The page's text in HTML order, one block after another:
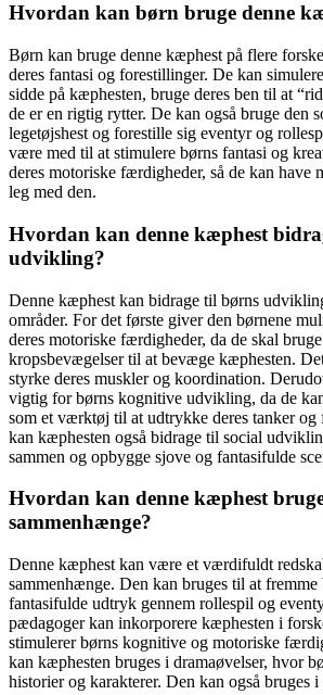
Hvordan kan børn bruge denne
Børn kan bruge denne kæphest på flere
deres fantasi og forestillinger. De kan
sidde på kæphesten, bruge deres ben til at
de er en rigtig rytter. De kan også bruge den
legetøjshest og forestille sig eventyr og
være med til at stimulere børns fantasi og
deres motoriske færdigheder, så de kan have
leg med den.
Hvordan kan denne kæphest
udvikling?
Denne kæphest kan bidrage til børns
områder. For det første giver den børnene
deres motoriske færdigheder, da de skal
kropsbevægelser til at bevæge kæphesten.
styrke deres muskler og koordination.
vigtig for børns kognitive udvikling, da de
som et værktøj til at udtrykke deres tanker
kan kæphesten også bidrage til social
sammen og opbygge sjove og fantasifulde
Hvordan kan denne kæphest
sammenhænge?
Denne kæphest kan være et værdifuldt
sammenhænge. Den kan bruges til at
fantasifulde udtryk gennem rollespil og
pædagoger kan inkorporere kæphesten i
stimulerer børns kognitive og motoriske
kan kæphesten bruges i dramaøvelser, hvor
historier og karakterer. Den kan også bruges